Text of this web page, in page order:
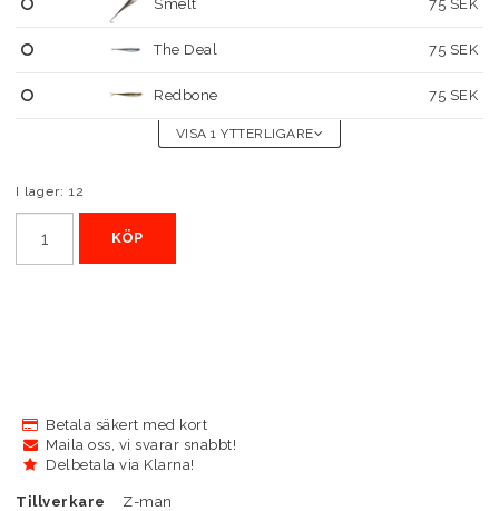
Smelt 75 SEK
The Deal 75 SEK
Redbone 75 SEK
VISA 1 YTTERLIGARE
I lager: 12
KÖP
Betala säkert med kort
Maila oss, vi svarar snabbt!
Delbetala via Klarna!
Tillverkare
Z-man